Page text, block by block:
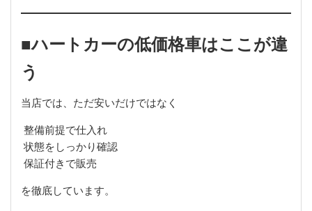
■ハートカーの低価格車はここが違
う
当店では、ただ安いだけではなく
整備前提で仕入れ
状態をしっかり確認
保証付きで販売
を徹底しています。